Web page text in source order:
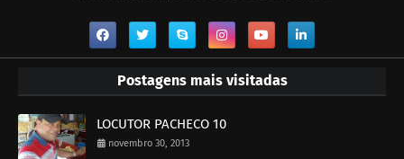
Postagens mais visitadas
LOCUTOR PACHECO 10
novembro 30, 2013